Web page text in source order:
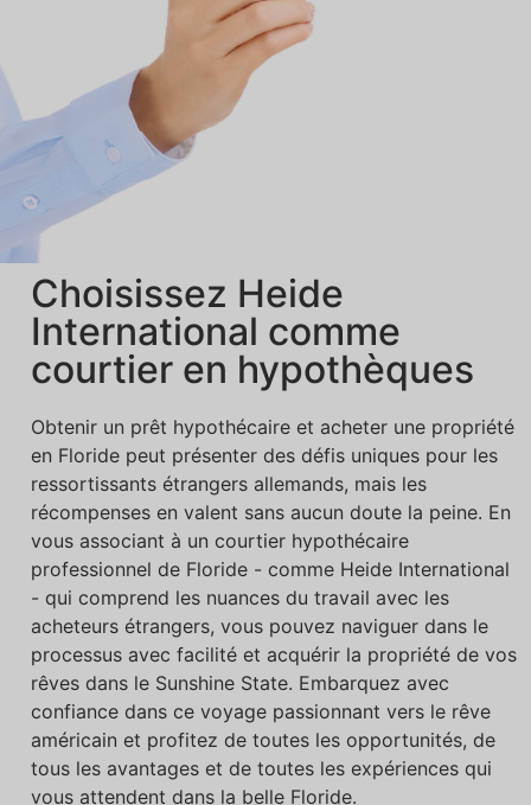
Choisissez Heide
International comme
courtier en hypothèques
Obtenir un prêt hypothécaire et acheter une propriété
en Floride peut présenter des défis uniques pour les
ressortissants étrangers allemands, mais les
récompenses en valent sans aucun doute la peine. En
vous associant à un courtier hypothécaire
professionnel de Floride - comme Heide International
- qui comprend les nuances du travail avec les
acheteurs étrangers, vous pouvez naviguer dans le
processus avec facilité et acquérir la propriété de vos
rêves dans le Sunshine State. Embarquez avec
confiance dans ce voyage passionnant vers le rêve
américain et profitez de toutes les opportunités, de
tous les avantages et de toutes les expériences qui
vous attendent dans la belle Floride.